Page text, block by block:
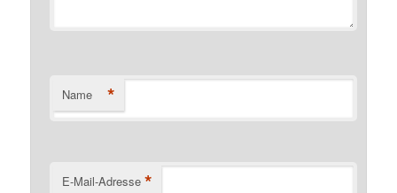
Name *
E-Mail-Adresse *